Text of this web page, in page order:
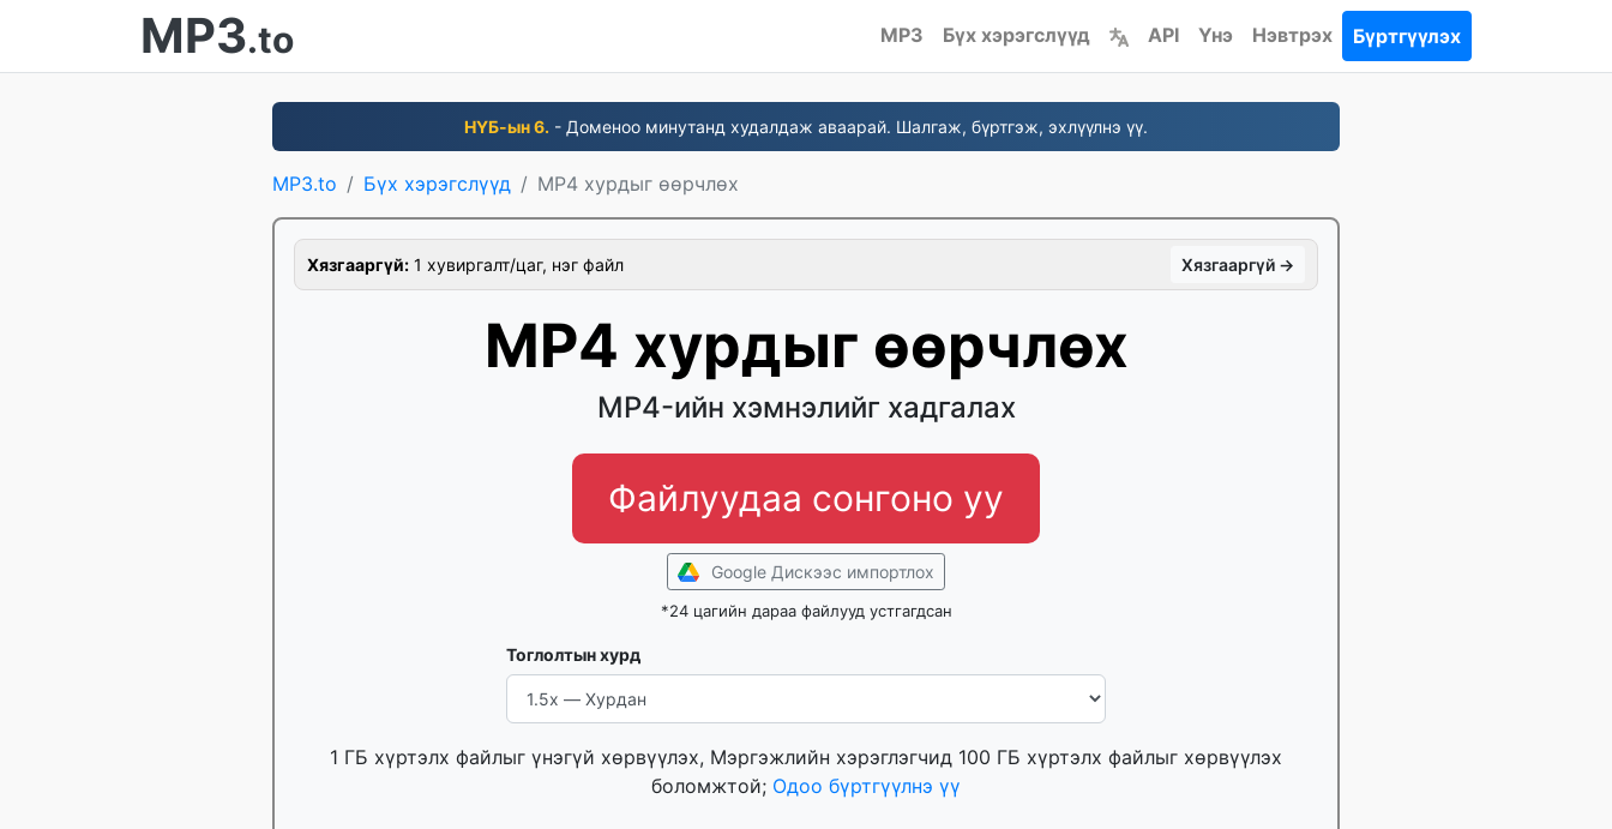
MP3.to MP3 Бүх хэрэгслүүд API Үнэ Нэвтрэх Бүртгүүлэх
НҮБ-ын 6. - Доменоо минутанд худалдаж аваарай. Шалгаж, бүртгэж, эхлүүлнэ үү.
MP3.to Бүх хэрэгслүүд MP4 хурдыг өөрчлөх
Хязгааргүй: 1 хувиргалт/цаг, нэг файл Хязгааргүй →
MP4 хурдыг өөрчлөх
MP4-ийн хэмнэлийг хадгалах
Файлуудаа сонгоно уу
Google Дискээс импортлох
*24 цагийн дараа файлууд устгагдсан
Тоглолтын хурд
1 ГБ хүртэлх файлыг үнэгүй хөрвүүлэх, Мэргэжлийн хэрэглэгчид 100 ГБ хүртэлх файлыг хөрвүүлэх
боломжтой; Одоо бүртгүүлнэ үү